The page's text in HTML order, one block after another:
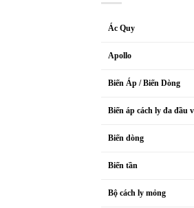
Ác Quy
Apollo
Biến Áp / Biến Dòng
Biến áp cách ly đa đầu
Biến dòng
Biến tần
Bộ cách ly mỏng